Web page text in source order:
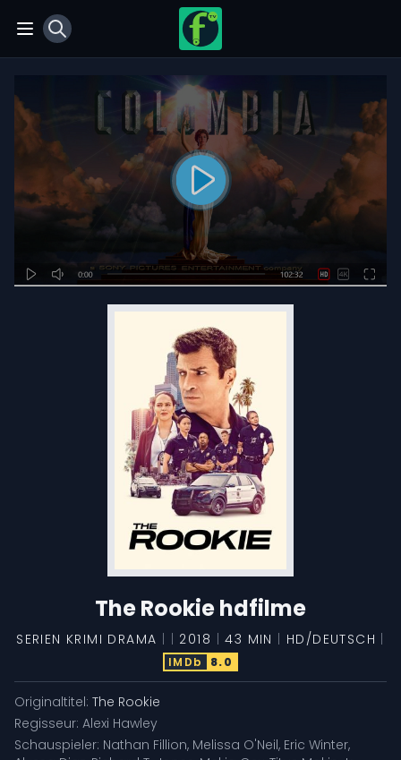
Open main menu
View notifications
The Rookie hdfilme
SERIEN KRIMI DRAMA | | 2018 | 43 MIN | HD/DEUTSCH |
IMDb 8.0
Originaltitel: The Rookie
Regisseur: Alexi Hawley
Schauspieler: Nathan Fillion, Melissa O'Neil, Eric Winter,